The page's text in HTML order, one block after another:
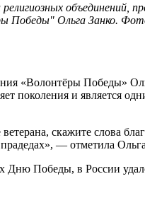
объединений,
Победы" Ольга Занко.
«Волонтёры Победы»
поколения и является
скажите слова
— отметила
Победы, в России